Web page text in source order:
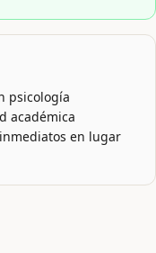
psicología
académica
en lugar